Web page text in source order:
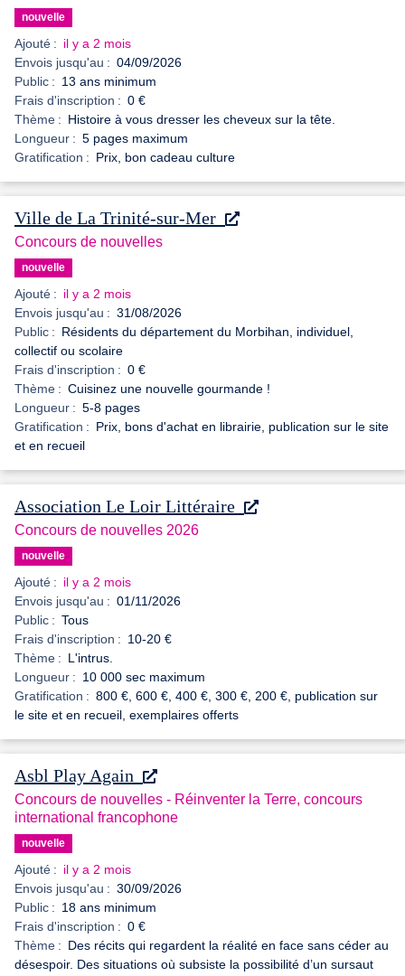
nouvelle
Ajouté : il y a 2 mois
Envois jusqu'au : 04/09/2026
Public : 13 ans minimum
Frais d'inscription : 0 €
Thème : Histoire à vous dresser les cheveux sur la tête.
Longueur : 5 pages maximum
Gratification : Prix, bon cadeau culture
Ville de La Trinité-sur-Mer
Concours de nouvelles
nouvelle
Ajouté : il y a 2 mois
Envois jusqu'au : 31/08/2026
Public : Résidents du département du Morbihan, individuel,
collectif ou scolaire
Frais d'inscription : 0 €
Thème : Cuisinez une nouvelle gourmande !
Longueur : 5-8 pages
Gratification : Prix, bons d'achat en librairie, publication sur le site
et en recueil
Association Le Loir Littéraire
Concours de nouvelles 2026
nouvelle
Ajouté : il y a 2 mois
Envois jusqu'au : 01/11/2026
Public : Tous
Frais d'inscription : 10-20 €
Thème : L'intrus.
Longueur : 10 000 sec maximum
Gratification : 800 €, 600 €, 400 €, 300 €, 200 €, publication sur
le site et en recueil, exemplaires offerts
Asbl Play Again
Concours de nouvelles - Réinventer la Terre, concours
international francophone
nouvelle
Ajouté : il y a 2 mois
Envois jusqu'au : 30/09/2026
Public : 18 ans minimum
Frais d'inscription : 0 €
Thème : Des récits qui regardent la réalité en face sans céder au
désespoir. Des situations où subsiste la possibilité d’un sursaut